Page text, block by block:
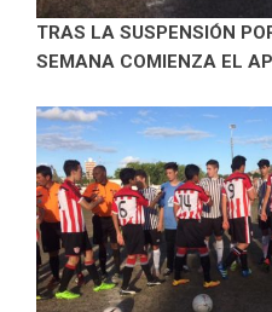
TRAS LA SUSPENSIÓN
SEMANA COMIENZA EL